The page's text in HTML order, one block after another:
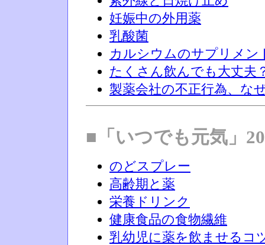
妊娠中の外用薬
乳酸菌
カルシウムのサプリメン
たくさん飲んでも大丈夫
製薬会社の不正行為、な
■「いつでも元気」
のどスプレー
高齢期と薬
栄養ドリンク
健康食品の食物繊維
乳幼児に薬を飲ませるコ